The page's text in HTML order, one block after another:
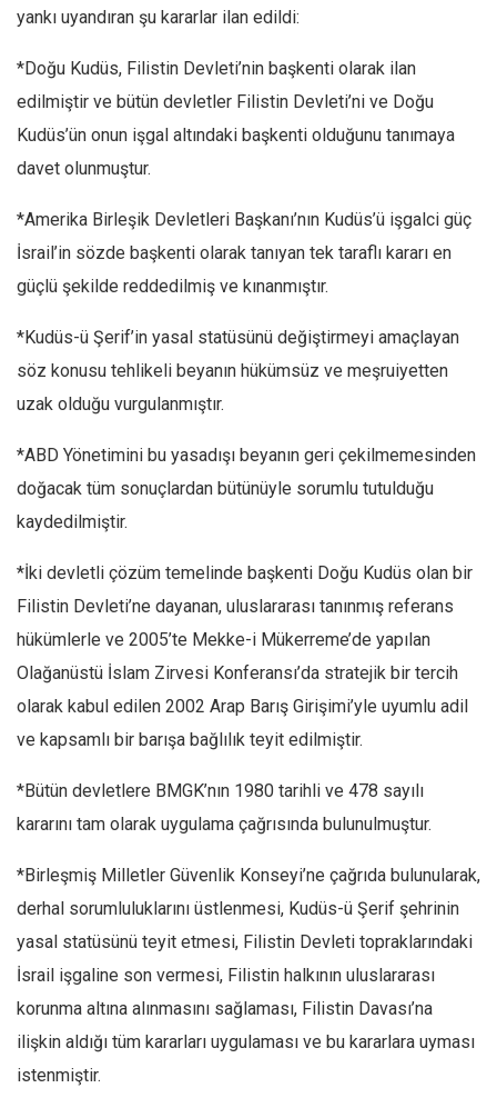
yankı uyandıran şu kararlar ilan edildi:
*Doğu Kudüs, Filistin Devleti’nin başkenti olarak ilan
edilmiştir ve bütün devletler Filistin Devleti’ni ve Doğu
Kudüs’ün onun işgal altındaki başkenti olduğunu tanımaya
davet olunmuştur.
*Amerika Birleşik Devletleri Başkanı’nın Kudüs’ü işgalci güç
İsrail’in sözde başkenti olarak tanıyan tek taraflı kararı en
güçlü şekilde reddedilmiş ve kınanmıştır.
*Kudüs-ü Şerif’in yasal statüsünü değiştirmeyi amaçlayan
söz konusu tehlikeli beyanın hükümsüz ve meşruiyetten
uzak olduğu vurgulanmıştır.
*ABD Yönetimini bu yasadışı beyanın geri çekilmemesinden
doğacak tüm sonuçlardan bütünüyle sorumlu tutulduğu
kaydedilmiştir.
*İki devletli çözüm temelinde başkenti Doğu Kudüs olan bir
Filistin Devleti’ne dayanan, uluslararası tanınmış referans
hükümlerle ve 2005’te Mekke-i Mükerreme’de yapılan
Olağanüstü İslam Zirvesi Konferansı’da stratejik bir tercih
olarak kabul edilen 2002 Arap Barış Girişimi’yle uyumlu adil
ve kapsamlı bir barışa bağlılık teyit edilmiştir.
*Bütün devletlere BMGK’nın 1980 tarihli ve 478 sayılı
kararını tam olarak uygulama çağrısında bulunulmuştur.
*Birleşmiş Milletler Güvenlik Konseyi’ne çağrıda bulunularak,
derhal sorumluluklarını üstlenmesi, Kudüs-ü Şerif şehrinin
yasal statüsünü teyit etmesi, Filistin Devleti topraklarındaki
İsrail işgaline son vermesi, Filistin halkının uluslararası
korunma altına alınmasını sağlaması, Filistin Davası’na
ilişkin aldığı tüm kararları uygulaması ve bu kararlara uyması
istenmiştir.